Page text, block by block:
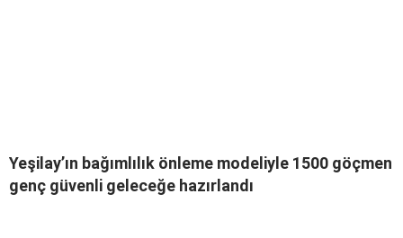
Yeşilay’ın bağımlılık önleme modeliyle 1500 göçmen
genç güvenli geleceğe hazırlandı